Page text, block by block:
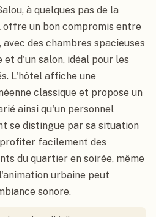
à quelques pas de la
un bon compromis entre
des chambres spacieuses
d'un salon, idéal pour les
L'hôtel affiche une
classique et propose un
ainsi qu'un personnel
se distingue par sa situation
facilement des
du quartier en soirée, même
urbaine peut
sonore.